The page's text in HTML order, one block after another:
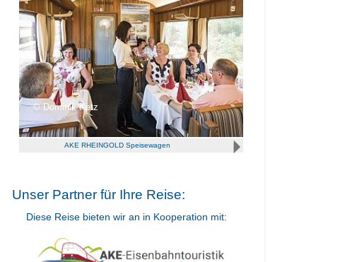
Dominik Ketz
AKE RHEINGOLD Speisewagen
Unser Partner für Ihre Reise:
Diese Reise bieten wir an in Kooperation mit: